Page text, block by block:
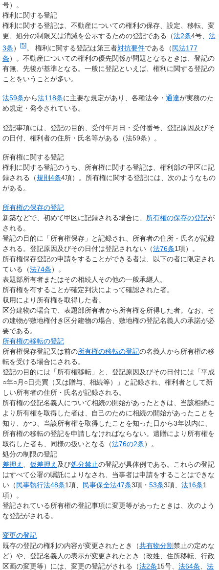
号）。
権利に関する登記
権利に関する登記は、不動産についての権利の保存、設定、移転、変
更、処分の制限又は消滅を公示するための登記である（法2条4号、 法
3条） [5]。 権利に関する登記は第三者対抗要件である（ 民法177
条）。不動産についての権利の優先関係が問題となるときは、登記の
有無、先後が基準となる。一般に登記といえば、権利に関する登記の
ことをいうことが多い。
法59条から法118条に主要な規定があり、各種法令・ 通達が実務のた
め規定・発令されている。
登記事項には、登記の目的、受付年月日・受付番号、登記原因及びそ
の日付、権利者の住所・氏名等がある（法59条）。
所有権に関する登記
権利に関する登記のうち、所有権に関する登記は、権利部の甲区に記
録される（規則4条4項）。所有権に関する登記には、次のようなもの
がある。
所有権の保存の登記
新築などで、初めて甲区に記録される場合に、 所有権の保存の登記が
される。
登記の目的に「所有権保存」と記録され、所有者の住所・氏名が記録
される。登記原因及びその日付は登記されない（法76条1項）。
所有権保存登記の申請をすることができる者は、以下の者に限定され
ている（法74条）。
表題部所有者またはその相続人その他の一般承継人。
所有権を有することが確定判決によって確認された者。
収用により所有権を取得した者。
区分建物の場合で、表題部所有者から所有権を所得した者。なお、そ
の建物が敷地権付き区分建物の場合、敷地権の登記名義人の承諾が必
要である。
所有権の移転の登記
所有権保存登記又は前の所有権の移転の登記の名義人から所有権の移
転を受ける場合にされる。
登記の目的には「所有権移転」と、登記原因及びその日付には「平成
○年○月○日売買（又は贈与、相続等）」と記録され、権利者として新
しい所有者の住所・氏名が記録される。
所有権の登記名義人について相続の開始があったときは、当該相続に
より所有権を取得した者は、自己のために相続の開始があったことを
知り、かつ、当該所有権を取得したことを知った日から3年以内に、
所有権の移転の登記を申請しなければならない。遺贈により所有権を
取得した者も、同様の扱いとなる（法76の2条）。
処分の制限の登記
差押え
仮差押え 及び処分禁止の登記が具体例である。これらの登記
はすべて公署の嘱託によりなされ、当事者は申請をすることはできな
い（ 民事執行法48条1項、 民事保全法47条3項・ 53条3項、 法16条1
項）。
登記されている所有権の登記事項に変更等があったときは、次のよう
な登記がされる。
変更の登記
既存の登記の権利の内容が変更されたとき（共有物分割禁止の定めな
ど）や、登記名義人の表示が変更されたとき（改姓、住所移転、行政
区画の変更等）には、変更の登記がされる（法2条15号、 法64条 法